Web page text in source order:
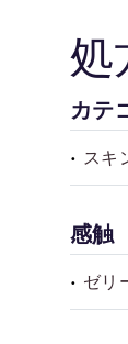
処
カテ
スキ
感触
ゼリ